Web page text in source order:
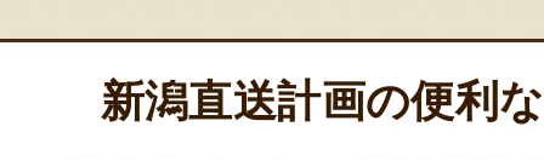
新潟直送計画の便利